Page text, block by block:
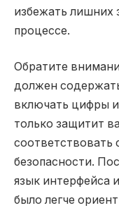
избежать лишних
процессе.
Обратите
должен
включать цифры
только защитит
безопасности.
язык интерфейса
было легче